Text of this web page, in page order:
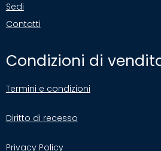
Sedi
Contatti
Condizioni di
Termini e condizioni
Diritto di recesso
Privacy Policy